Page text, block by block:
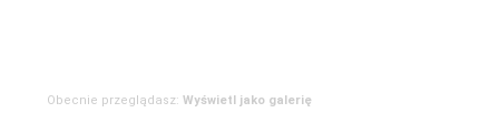
Obecnie przeglądasz: Wyświetl jako galerię